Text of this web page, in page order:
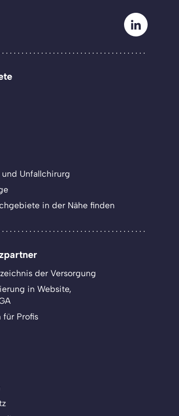
Unfallchirurg
in der Nähe finden
der Versorgung
in Website,
für Profis